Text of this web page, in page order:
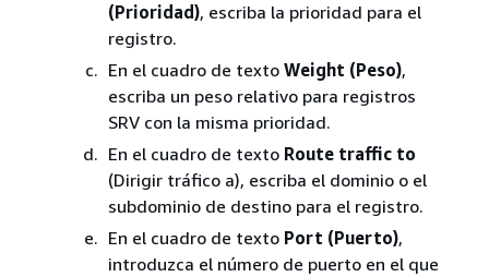
(Prioridad), escriba la prioridad para el
registro.
En el cuadro de texto Weight (Peso),
escriba un peso relativo para registros
SRV con la misma prioridad.
En el cuadro de texto Route traffic to
(Dirigir tráfico a), escriba el dominio o el
subdominio de destino para el registro.
En el cuadro de texto Port (Puerto),
introduzca el número de puerto en el que